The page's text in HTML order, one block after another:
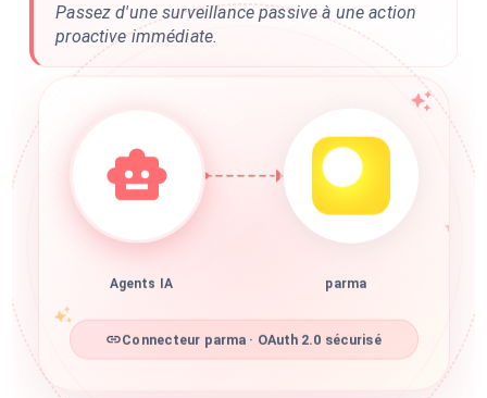
Passez d'une surveillance passive à une action
proactive immédiate.
Agents IA parma
Connecteur parma · OAuth 2.0 sécurisé